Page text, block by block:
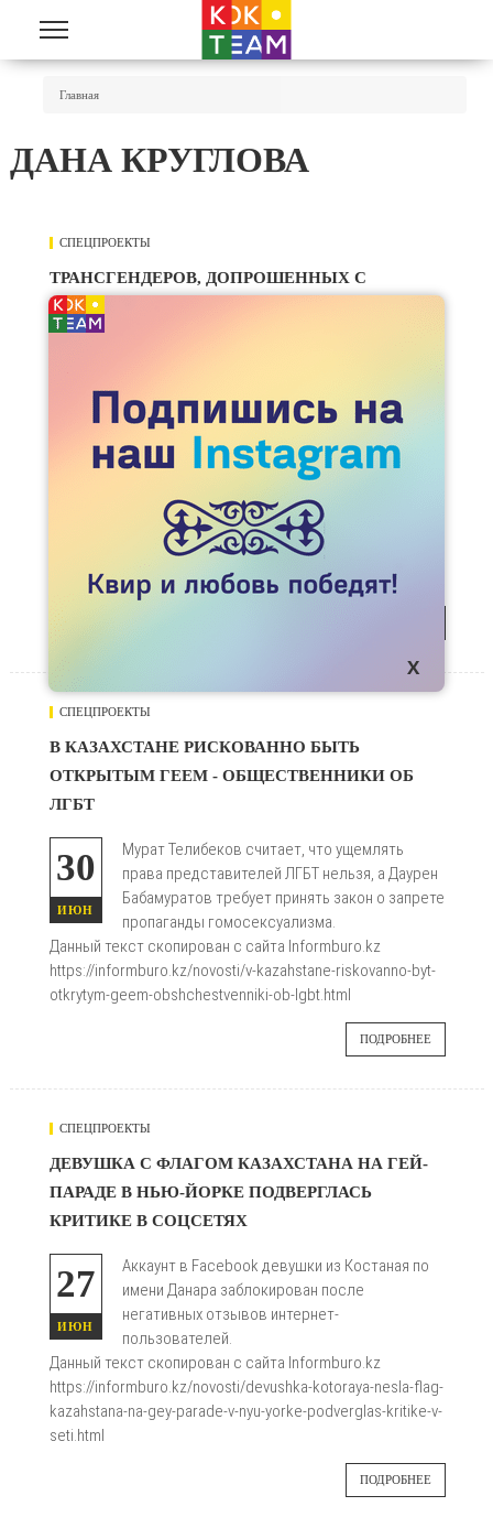
Перейти к основному содержанию
Главная
ДАНА КРУГЛОВА
437

СПЕЦПРОЕКТЫ
ТРАНСГЕНДЕРОВ, ДОПРОШЕННЫХ С
ПРИСТРАСТИЕМ, ПРОСЯТ ОБРАТИТЬСЯ В
КАЗАХСТАНСКОЕ БЮРО ПО ПРАВАМ
08
Общественники разместили в соцсетях
объявление, в котором просят пострадавших
от действий полицейских обратиться за
Данный текст скопирован с сайта Informburo.kz
https://informburo.kz/novosti/transgenderov-
doproshennyh-s-pristrastiem-prosyat-obratitsya-v-
kazahstanskoe-byuro-po-pravam-cheloveka.html
478

СПЕЦПРОЕКТЫ
В КАЗАХСТАНЕ РИСКОВАННО БЫТЬ
ОТКРЫТЫМ ГЕЕМ - ОБЩЕСТВЕННИКИ ОБ
ЛГБТ
30
ИЮН
Мурат Телибеков считает, что ущемлять
права представителей ЛГБТ нельзя, а Даурен
Бабамуратов требует принять закон о запрете
пропаганды гомосексуализма.
Данный текст скопирован с сайта Informburo.kz
https://informburo.kz/novosti/v-kazahstane-riskovanno-byt-
otkrytym-geem-obshchestvenniki-ob-lgbt.html
ПОДРОБНЕЕ
486

СПЕЦПРОЕКТЫ
ДЕВУШКА С ФЛАГОМ КАЗАХСТАНА НА ГЕЙ-
ПАРАДЕ В НЬЮ-ЙОРКЕ ПОДВЕРГЛАСЬ
КРИТИКЕ В СОЦСЕТЯХ
27
ИЮН
Аккаунт в Facebook девушки из Костаная по
имени Данара заблокирован после
негативных отзывов интернет-
пользователей.
Данный текст скопирован с сайта Informburo.kz
https://informburo.kz/novosti/devushka-kotoraya-nesla-flag-
kazahstana-na-gey-parade-v-nyu-yorke-podverglas-kritike-v-
seti.html
ПОДРОБНЕЕ